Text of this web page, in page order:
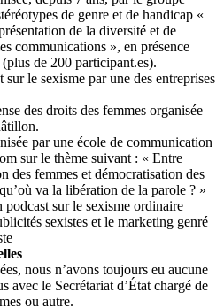
de genre et de handicap «
de la diversité et de
communications », en présence
de 200 participant.es).
sur le sexisme par une des entreprises
des droits des femmes organisée
par une école de communication
sur le thème suivant : « Entre
des femmes et démocratisation des
va la libération de la parole ? »
podcast sur le sexisme ordinaire
sexistes et le marketing genré
nous n’avons toujours eu aucune
avec le Secrétariat d’État chargé de
ou autre.